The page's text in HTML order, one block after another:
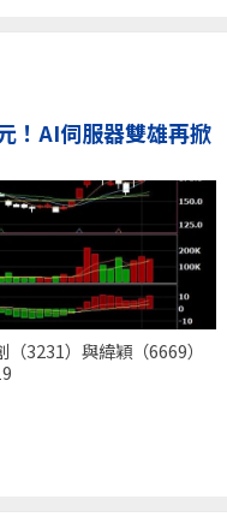
！AI伺服器雙雄再掀
3231）與緯穎（6669）